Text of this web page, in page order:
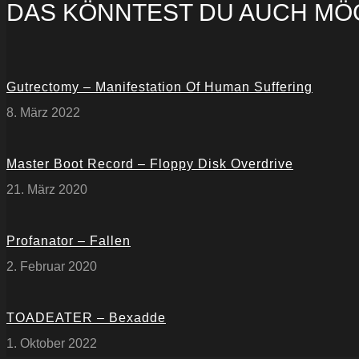
DAS KÖNNTEST DU AUCH
Gutrectomy – Manifestation Of Human Suffering
8. März 2022
Master Boot Record – Floppy Disk Overdrive
21. März 2020
Profanator – Fallen
2. Februar 2020
TOADEATER – Bexadde
1. Oktober 2022